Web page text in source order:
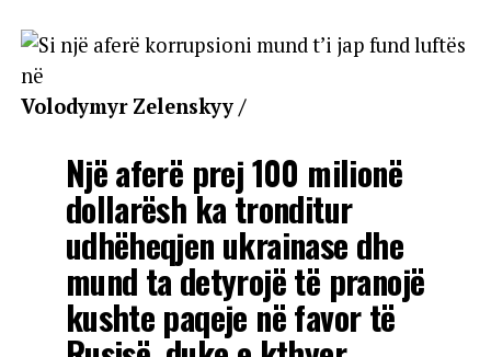
Volodymyr Zelenskyy /
Një aferë prej 100 milionë
dollarësh ka tronditur
udhëheqjen ukrainase dhe
mund ta detyrojë të pranojë
kushte paqeje në favor të